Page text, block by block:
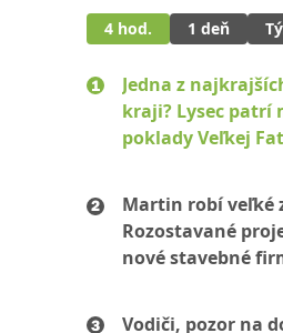
4 hod. 1 deň
Jedna z
kraji? Lysec patrí
poklady Veľkej
Martin robí veľké
Rozostavané
nové stavebné
Vodiči, pozor na